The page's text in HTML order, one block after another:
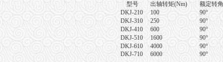
型号 出轴转矩(Nm)
额定转角
DKJ-210
100
90°
DKJ-310
250
90°
DKJ-410
600
90°
DKJ-510
1600
90°
DKJ-610
4000
90°
DKJ-710
6000 90°